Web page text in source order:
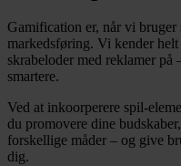
Gamification er, når vi
markedsføring. Vi kender
skrabeloder med reklamer på
smartere.
Ved at inkoorperere spil-
du promovere dine
forskellige måder – og give
dig.